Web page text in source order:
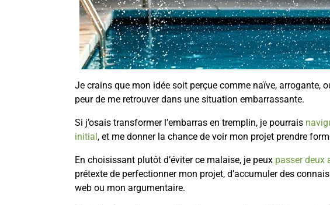
Je crains que mon idée soit perçue comme naïve, arrogante,
peur de me retrouver dans une situation embarrassante.
Si j’osais transformer l’embarras en tremplin, je pourrais
initial , et me donner la chance de voir mon projet prendre
En choisissant plutôt d’éviter ce malaise, je peux passer deux
prétexte de perfectionner mon projet, d’accumuler des
web ou mon argumentaire.